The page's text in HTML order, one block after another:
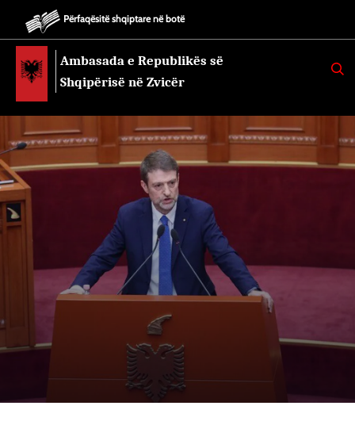
Përfaqësitë shqiptare në botë
Ambasada e Republikës së
Shqipërisë në Zvicër
K
E